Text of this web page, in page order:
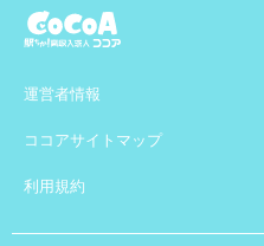
運営者情報
ココアサイトマップ
利用規約